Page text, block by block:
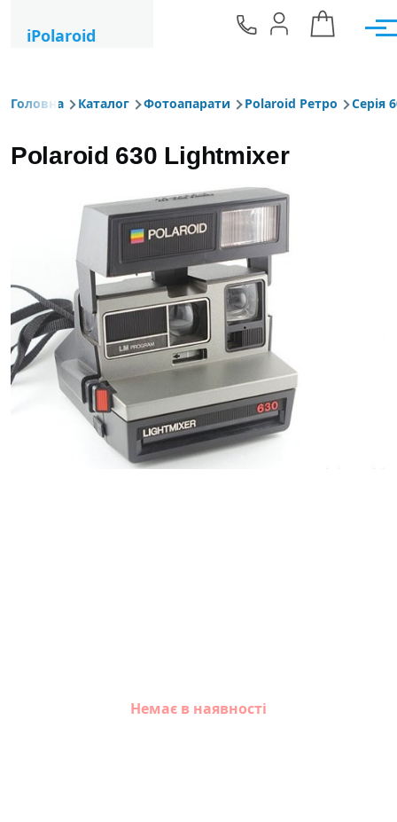
iPolaroid
Рядок навіґації
Головна Каталог Фотоапарати Polaroid Ретро Серія
Polaroid 630 Lightmixer
Немає в наявності